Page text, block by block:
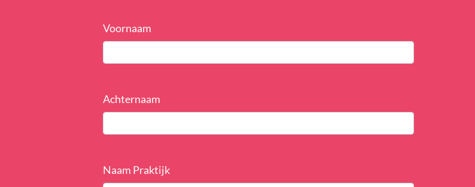
Voornaam
Achternaam
Naam Praktijk